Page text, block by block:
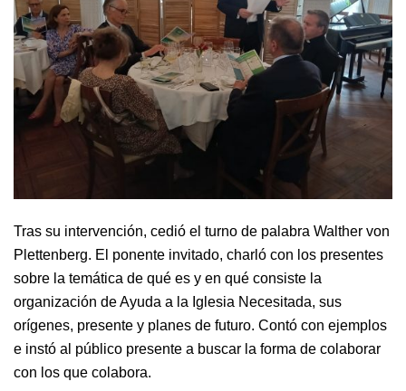
Tras su intervención, cedió el turno de palabra Walther von
Plettenberg. El ponente invitado, charló con los presentes
sobre la temática de qué es y en qué consiste la
organización de Ayuda a la Iglesia Necesitada, sus
orígenes, presente y planes de futuro. Contó con ejemplos
e instó al público presente a buscar la forma de colaborar
con los que colabora.